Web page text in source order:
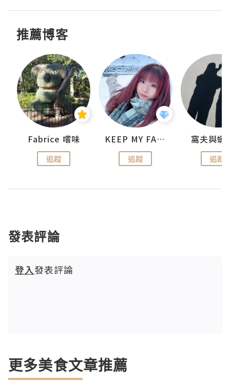
推薦博客
Fabrice 嚐味
追蹤
KEEP MY FAITH
追蹤
窩夫與蝦
追蹤
發表評論
登入發表評論
更多美食文章推薦